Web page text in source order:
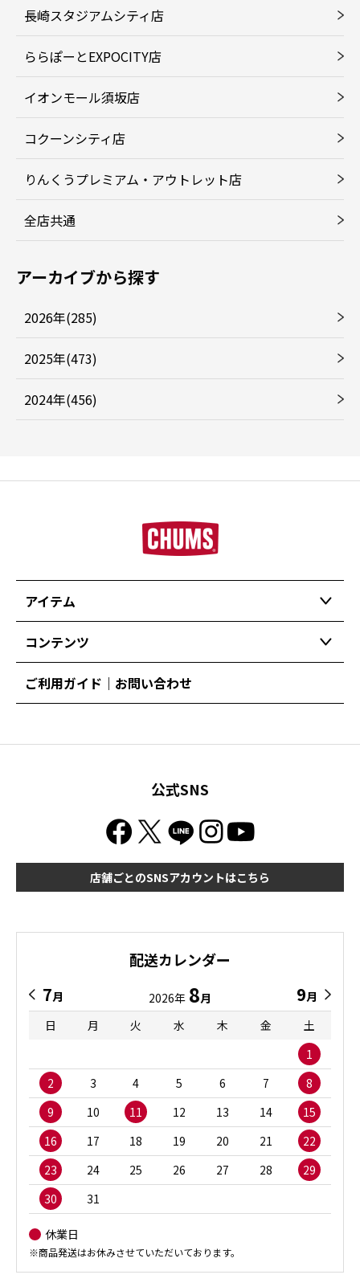
長崎スタジアムシティ店
ららぽーとEXPOCITY店
イオンモール須坂店
コクーンシティ店
りんくうプレミアム・アウトレット店
全店共通
アーカイブから探す
2026年(285)
2025年(473)
2024年(456)
アイテム
コンテンツ
ご利用ガイド｜お問い合わせ
公式SNS
店舗ごとのSNSアカウントはこちら
配送カレンダー
7月 2026年 8月 9月
日
月 火 水 木 金
土
1
2
3 4 5 6 7
8
9
10 11 12 13 14
15
16
17 18 19 20 21
22
23
24 25 26 27 28
29
30
31
休業日
※商品発送はお休みさせていただいております。